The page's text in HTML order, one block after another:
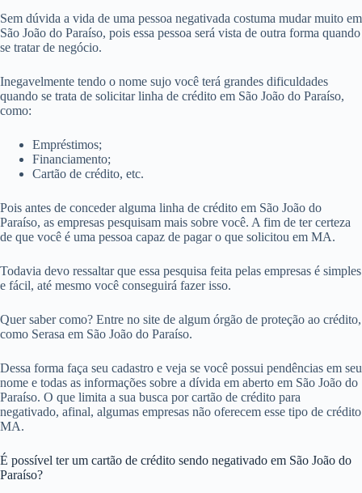
Sem dúvida a vida de uma pessoa negativada costuma mudar muito em
São João do Paraíso, pois essa pessoa será vista de outra forma quando
se tratar de negócio.
Inegavelmente tendo o nome sujo você terá grandes dificuldades
quando se trata de solicitar linha de crédito em São João do Paraíso,
como:
Empréstimos;
Financiamento;
Cartão de crédito, etc.
Pois antes de conceder alguma linha de crédito em São João do
Paraíso, as empresas pesquisam mais sobre você. A fim de ter certeza
de que você é uma pessoa capaz de pagar o que solicitou em MA.
Todavia devo ressaltar que essa pesquisa feita pelas empresas é simples
e fácil, até mesmo você conseguirá fazer isso.
Quer saber como? Entre no site de algum órgão de proteção ao crédito,
como Serasa em São João do Paraíso.
Dessa forma faça seu cadastro e veja se você possui pendências em seu
nome e todas as informações sobre a dívida em aberto em São João do
Paraíso. O que limita a sua busca por cartão de crédito para
negativado, afinal, algumas empresas não oferecem esse tipo de crédito
MA.
É possível ter um cartão de crédito sendo negativado em São João do
Paraíso?